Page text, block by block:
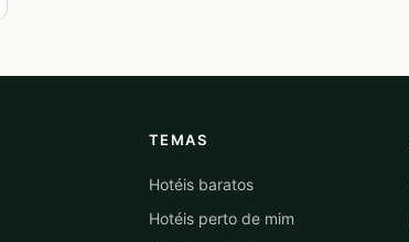
TEMAS
Hotéis baratos
Hotéis perto de mim